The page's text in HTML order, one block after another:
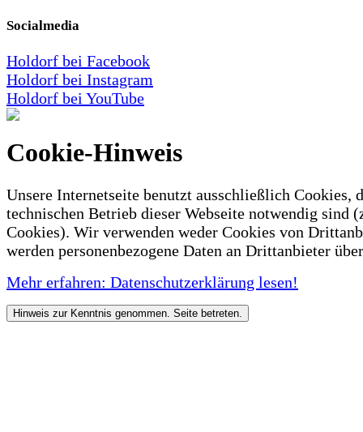
Socialmedia
Holdorf bei Facebook
Holdorf bei Instagram
Holdorf bei YouTube
Cookie-Hinweis
Unsere Internetseite benutzt ausschließlich Cookies,
technischen Betrieb dieser Webseite notwendig sind
Cookies). Wir verwenden weder Cookies von
werden personenbezogene Daten an Drittanbieter
Mehr erfahren: Datenschutzerklärung lesen!
Hinweis zur Kenntnis genommen. Seite betreten.